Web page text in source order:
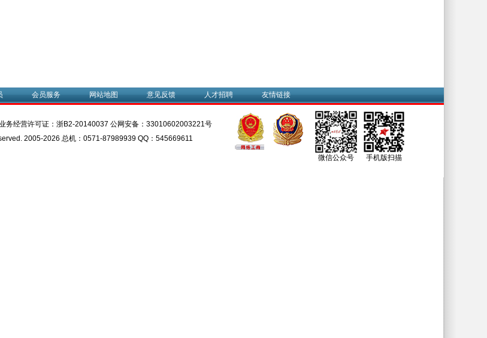
会员服务 网站地图 意见反馈 人才招聘 友情链接
务经营许可证： 浙B2-20140037 公网安备： 33010602003221号
2005-2026 总机：0571-87989939 QQ：545669611
微信公众号 手机版扫描